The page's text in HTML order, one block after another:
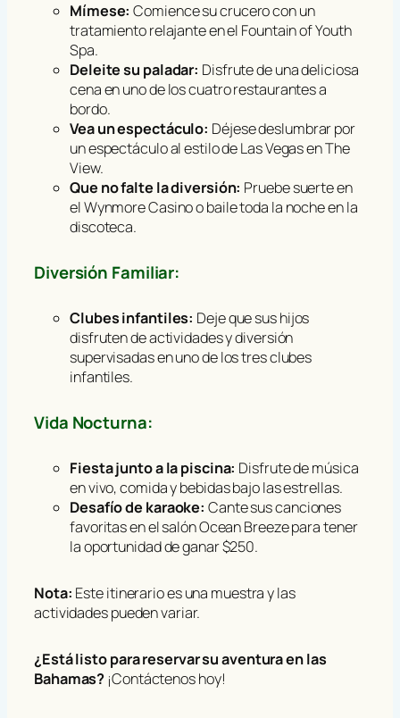
Mímese: Comience su crucero con un
tratamiento relajante en el Fountain of Youth
Spa.
Deleite su paladar: Disfrute de una deliciosa
cena en uno de los cuatro restaurantes a
bordo.
Vea un espectáculo: Déjese deslumbrar por
un espectáculo al estilo de Las Vegas en The
View.
Que no falte la diversión: Pruebe suerte en
el Wynmore Casino o baile toda la noche en la
discoteca.
Diversión Familiar:
Clubes infantiles: Deje que sus hijos
disfruten de actividades y diversión
supervisadas en uno de los tres clubes
infantiles.
Vida Nocturna:
Fiesta junto a la piscina: Disfrute de música
en vivo, comida y bebidas bajo las estrellas.
Desafío de karaoke: Cante sus canciones
favoritas en el salón Ocean Breeze para tener
la oportunidad de ganar $250.
Nota: Este itinerario es una muestra y las
actividades pueden variar.
¿Está listo para reservar su aventura en las
Bahamas? ¡Contáctenos hoy!